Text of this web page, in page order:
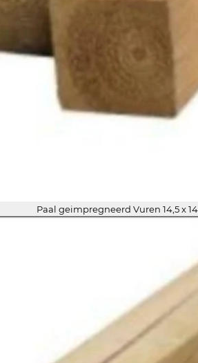
Paal geimpregneerd Vuren 14,5 x